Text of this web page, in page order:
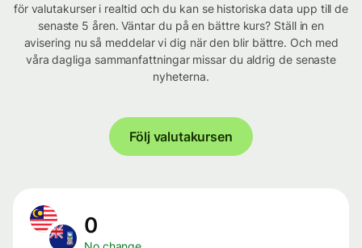
för valutakurser i realtid och du kan se historiska data upp till de
senaste 5 åren. Väntar du på en bättre kurs? Ställ in en
avisering nu så meddelar vi dig när den blir bättre. Och med
våra dagliga sammanfattningar missar du aldrig de senaste
nyheterna.
Följ valutakursen
0